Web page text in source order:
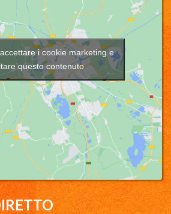
i cookie marketing e
questo contenuto